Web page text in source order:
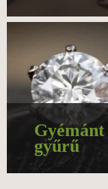
Gyémánt
gyűrű